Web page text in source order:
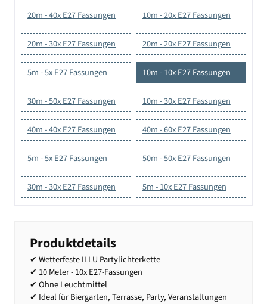
20m - 40x E27 Fassungen
10m - 20x E27 Fassungen
20m - 30x E27 Fassungen 20m - 20x E27 Fassungen
5m - 5x E27 Fassungen 10m - 10x E27 Fassungen
30m - 50x E27 Fassungen 10m - 30x E27 Fassungen
40m - 40x E27 Fassungen 40m - 60x E27 Fassungen
5m - 5x E27 Fassungen 50m - 50x E27 Fassungen
30m - 30x E27 Fassungen 5m - 10x E27 Fassungen
Produktdetails
✔ Wetterfeste ILLU Partylichterkette
✔ 10 Meter - 10x E27-Fassungen
✔ Ohne Leuchtmittel
✔ Ideal für Biergarten, Terrasse, Party, Veranstaltungen